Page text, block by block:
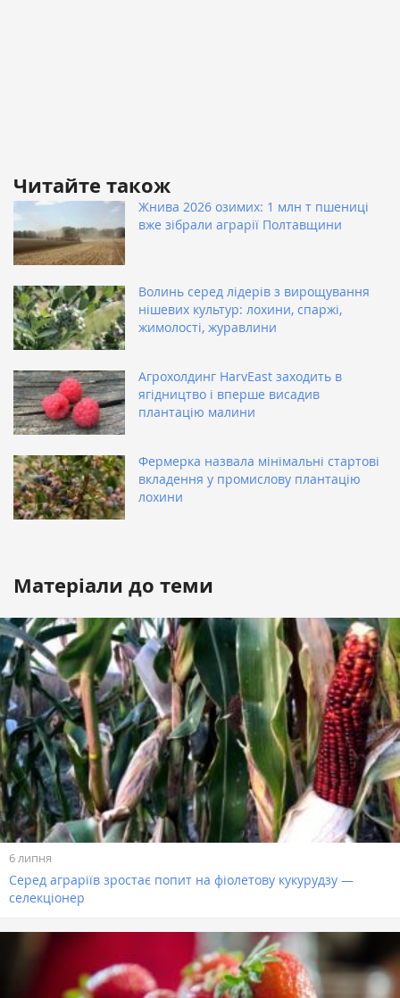
Читайте також
Жнива 2026 озимих: 1 млн т пшениці
вже зібрали аграрії Полтавщини
Волинь серед лідерів з вирощування
нішевих культур: лохини, спаржі,
жимолості, журавлини
Агрохолдинг HarvEast заходить в
ягідництво і вперше висадив
плантацію малини
Фермерка назвала мінімальні стартові
вкладення у промислову плантацію
лохини
Матеріали до теми
6 липня
Серед аграріїв зростає попит на фіолетову кукурудзу —
селекціонер